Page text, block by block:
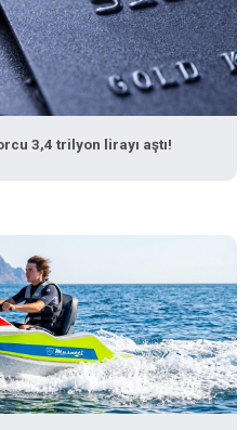
3,4 trilyon lirayı aştı!